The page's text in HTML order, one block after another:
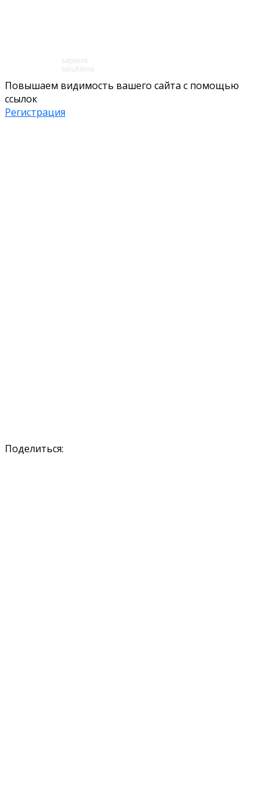
Повышаем видимость вашего сайта с помощью
ссылок
Регистрация
Поделиться: